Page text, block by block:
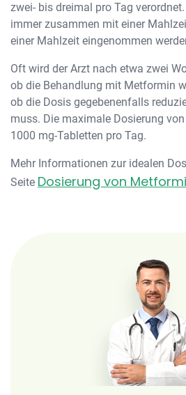
zwei- bis dreimal pro Tag
immer zusammen mit einer
einer Mahlzeit eingenommen
Oft wird der Arzt nach etwa zwei
ob die Behandlung mit Metformin
ob die Dosis gegebenenfalls
muss. Die maximale Dosierung
1000 mg-Tabletten pro Tag.
Mehr Informationen zur idealen
Seite Dosierung von